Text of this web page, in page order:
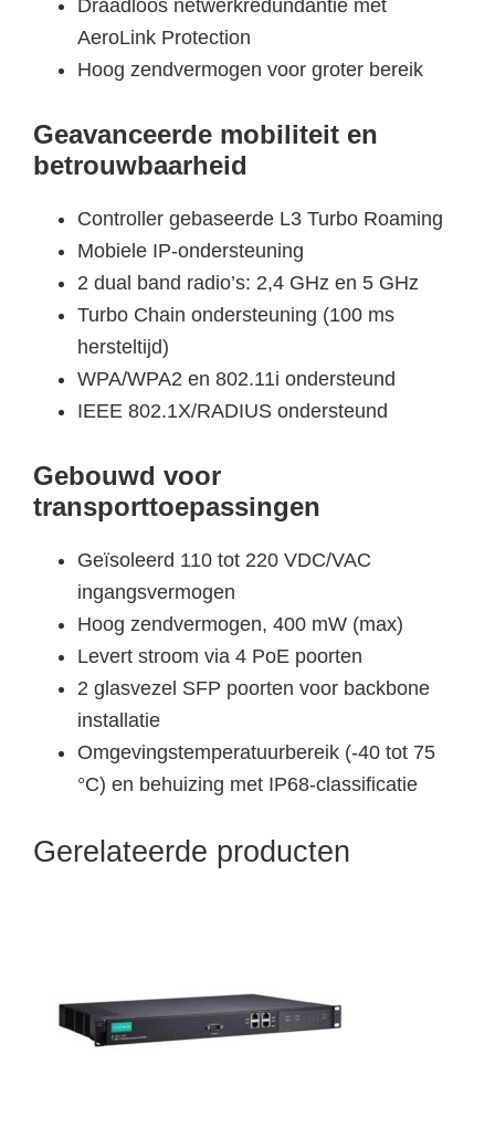
Draadloos netwerkredundantie met
AeroLink Protection
Hoog zendvermogen voor groter bereik
Geavanceerde mobiliteit en
betrouwbaarheid
Controller gebaseerde L3 Turbo Roaming
Mobiele IP-ondersteuning
2 dual band radio’s: 2,4 GHz en 5 GHz
Turbo Chain ondersteuning (100 ms
hersteltijd)
WPA/WPA2 en 802.11i ondersteund
IEEE 802.1X/RADIUS ondersteund
Gebouwd voor
transporttoepassingen
Geïsoleerd 110 tot 220 VDC/VAC
ingangsvermogen
Hoog zendvermogen, 400 mW (max)
Levert stroom via 4 PoE poorten
2 glasvezel SFP poorten voor backbone
installatie
Omgevingstemperatuurbereik (-40 tot 75
°C) en behuizing met IP68-classificatie
Gerelateerde producten